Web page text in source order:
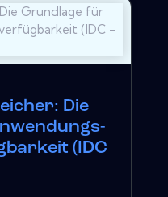
Die
(IDC